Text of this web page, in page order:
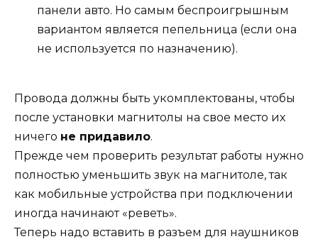
панели авто. Но самым беспроигрышным
вариантом является пепельница (если она
не используется по назначению).
Провода должны быть укомплектованы, чтобы
после установки магнитолы на свое место их
ничего не придавило.
Прежде чем проверить результат работы нужно
полностью уменьшить звук на магнитоле, так
как мобильные устройства при подключении
иногда начинают «реветь».
Теперь надо вставить в разъем для наушников